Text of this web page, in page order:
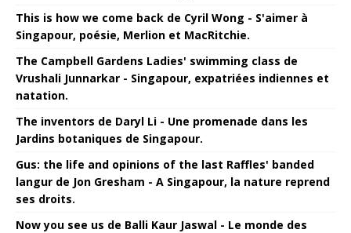
This is how we come back de Cyril Wong - S'aimer à
Singapour, poésie, Merlion et MacRitchie.
The Campbell Gardens Ladies' swimming class de
Vrushali Junnarkar - Singapour, expatriées indiennes et
natation.
The inventors de Daryl Li - Une promenade dans les
Jardins botaniques de Singapour.
Gus: the life and opinions of the last Raffles' banded
langur de Jon Gresham - A Singapour, la nature reprend
ses droits.
Now you see us de Balli Kaur Jaswal - Le monde des